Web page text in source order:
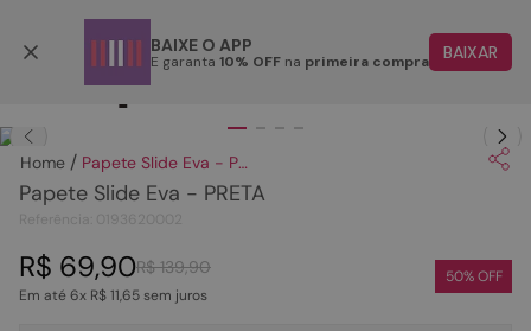
BAIXE O APP
E garanta 10% OFF na primeira compra BAIXAR
Papete Slide Eva - PRETA
Papete Slide Eva - PRETA
R$ 139,90
R$ 69,90
Em até6x R$11,65sem juros
50% OFF
1º
2º
tenis
4º
sandalia
5º
rasteira